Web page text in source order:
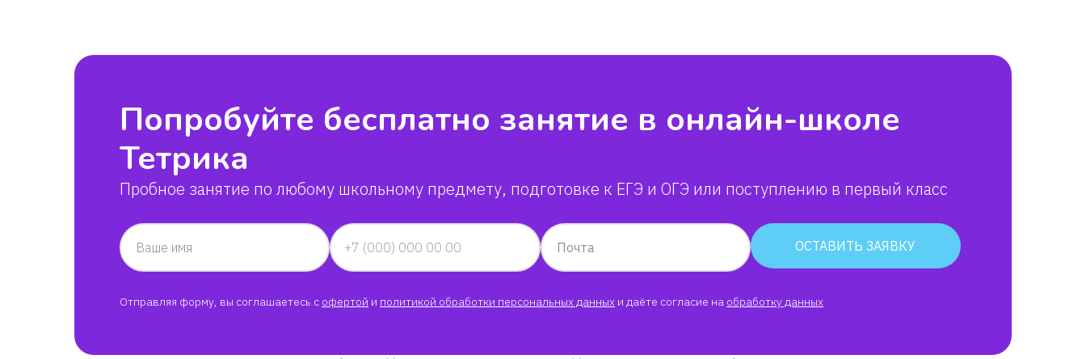
Попробуйте бесплатно занятие в онлайн-школе
Тетрика
Пробное занятие по любому школьному предмету, подготовке к ЕГЭ и ОГЭ или поступлению в первый класс
Ваше имя Почта ОСТАВИТЬ ЗАЯВКУ
Отправляя форму, вы соглашаетесь с офертой и политикой обработки персональных данных и даёте согласие на обработку данных